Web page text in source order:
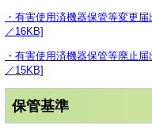
・有害使用済機器保管等変更
／16KB]
・有害使用済機器保管等廃止
／15KB]
保管基準